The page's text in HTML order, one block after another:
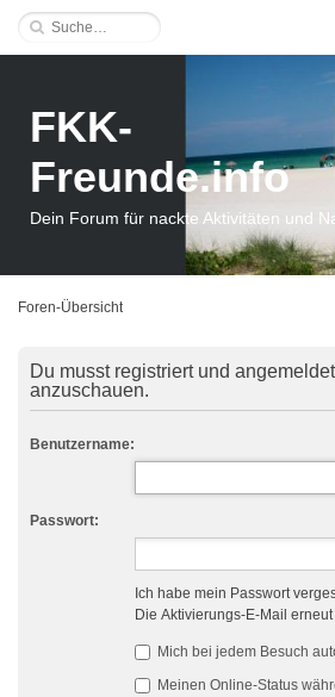
FKK-
Freunde.info
Dein Forum für nackte Aktivitäten und
Foren-Übersicht
Du musst registriert und
anzuschauen.
Benutzername:
Passwort:
Ich habe mein Passwort
Die Aktivierungs-E-Mail
Mich bei jedem Besuch
Meinen Online-Status